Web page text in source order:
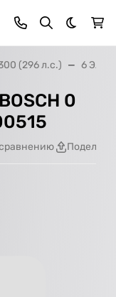
Темная
(296 л.с.) 6
0